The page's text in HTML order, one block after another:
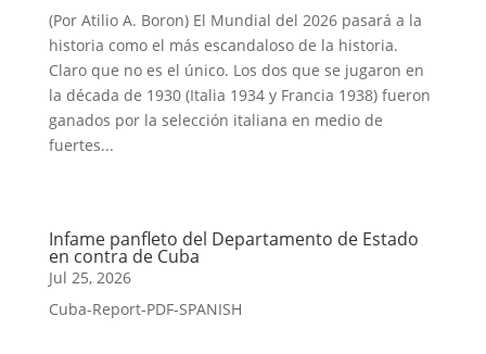
(Por Atilio A. Boron) El Mundial del 2026 pasará a la
historia como el más escandaloso de la historia.
Claro que no es el único. Los dos que se jugaron en
la década de 1930 (Italia 1934 y Francia 1938) fueron
ganados por la selección italiana en medio de
fuertes...
Infame panfleto del Departamento de Estado
en contra de Cuba
Jul 25, 2026
Cuba-Report-PDF-SPANISH